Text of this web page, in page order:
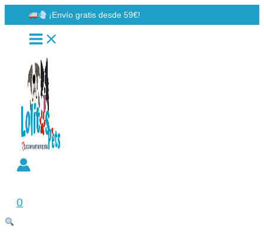
al
contenido
¡Envío gratis desde 59€!
0